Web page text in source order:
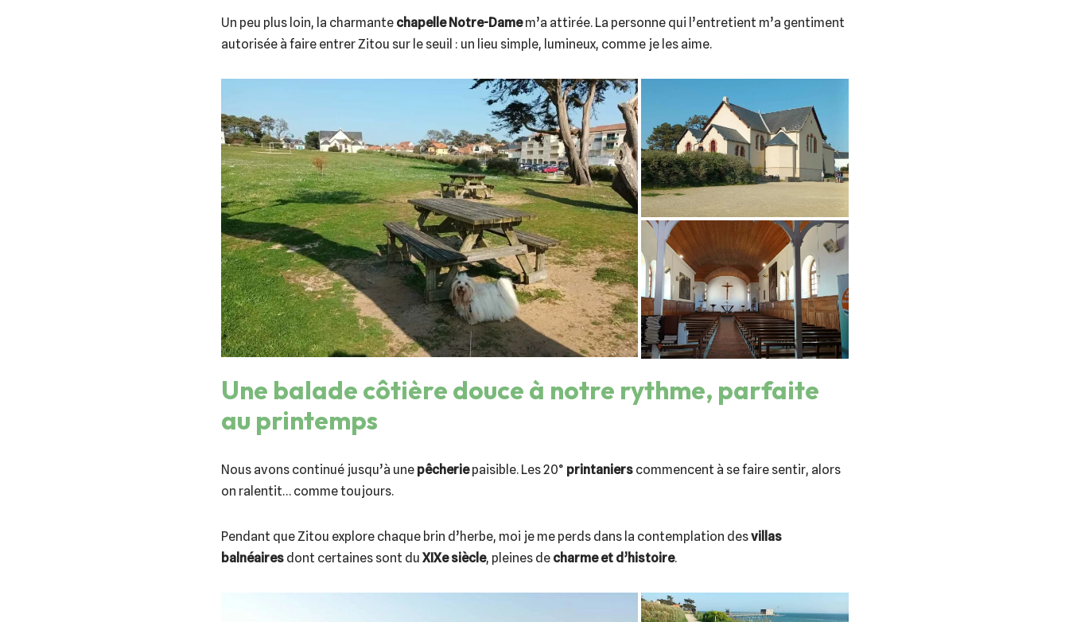
Un peu plus loin, la charmante chapelle Notre-Damem’a attirée. La personne qui l’entretient m’a gentiment
autorisée à faire entrer Zitou sur le seuil : un lieu simple, lumineux, comme je les aime.
Une balade côtière douce à notre rythme, parfaite
au printemps
Nous avons continué jusqu’à une pêcheriepaisible. Les 20° printanierscommencent à se faire sentir, alors
on ralentit… comme toujours.
Pendant que Zitou explore chaque brin d’herbe, moi je me perds dans la contemplation desvillas
balnéaires dont certaines sont du XIXe siècle, pleines de charme et d’histoire.